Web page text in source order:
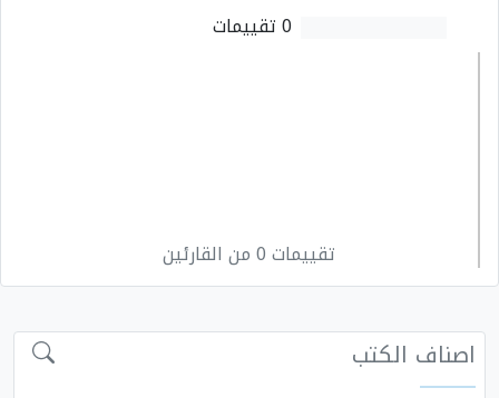
0 تقييمات
تقييمات 0 من القارئين
اصناف الكتب